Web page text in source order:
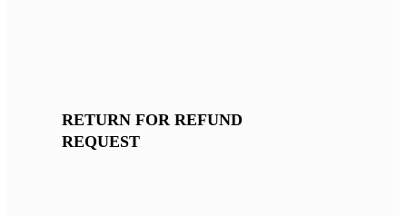
RETURN FOR REFUND
REQUEST